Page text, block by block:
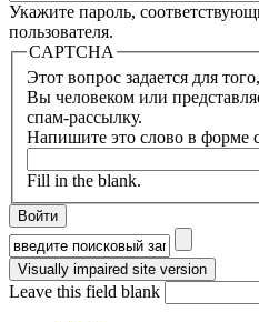
Укажите пароль,
пользователя.
CAPTCHA
Этот вопрос задается для
Вы человеком или
спам-рассылку.
Напишите это слово в форме
Fill in the blank.
Форма поиска
Leave this field blank